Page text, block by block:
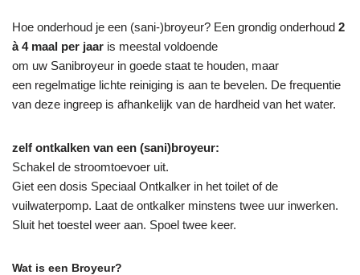
Hoe onderhoud je een (sani-)broyeur? Een grondig onderhoud 2
à 4 maal per jaar is meestal voldoende
om uw Sanibroyeur in goede staat te houden, maar
een regelmatige lichte reiniging is aan te bevelen. De frequentie
van deze ingreep is afhankelijk van de hardheid van het water.
zelf ontkalken van een (sani)broyeur:
Schakel de stroomtoevoer uit.
Giet een dosis Speciaal Ontkalker in het toilet of de
vuilwaterpomp. Laat de ontkalker minstens twee uur inwerken.
Sluit het toestel weer aan. Spoel twee keer.
Wat is een Broyeur?